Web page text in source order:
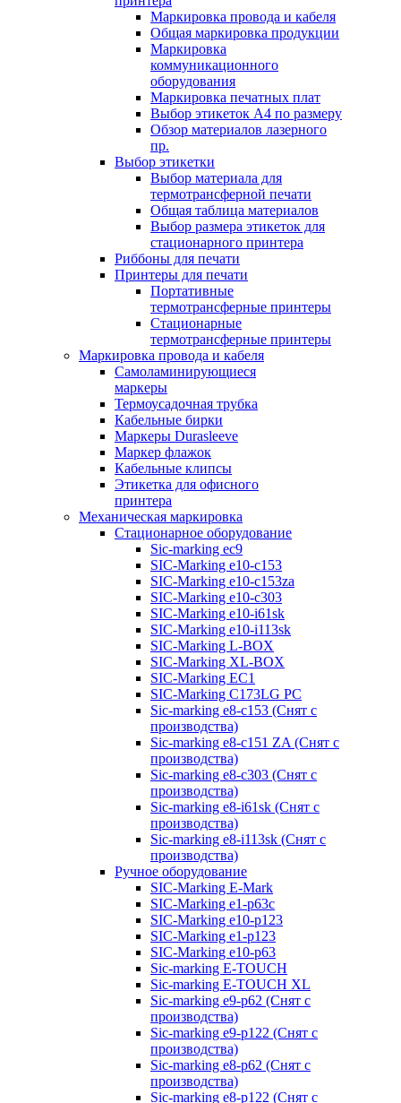
Маркировка провода и кабеля
Общая маркировка продукции
Маркировка
коммуникационного
оборудования
Маркировка печатных плат
Выбор этикеток А4 по размеру
Обзор материалов лазерного
пр.
Выбор этикетки
Выбор материала для
термотрансферной печати
Общая таблица материалов
Выбор размера этикеток для
стационарного принтера
Риббоны для печати
Принтеры для печати
Портативные
термотрансферные принтеры
Стационарные
термотрансферные принтеры
Маркировка провода и кабеля
Самоламинирующиеся
маркеры
Термоусадочная трубка
Кабельные бирки
Маркеры Durasleeve
Маркер флажок
Кабельные клипсы
Этикетка для офисного
принтера
Механическая маркировка
Стационарное оборудование
Sic-marking ec9
SIC-Marking e10-c153
SIC-Marking e10-c153za
SIC-Marking e10-c303
SIC-Marking e10-i61sk
SIC-Marking e10-i113sk
SIC-Marking L-BOX
SIC-Marking XL-BOX
SIC-Marking EC1
SIC-Marking C173LG PC
Sic-marking e8-c153 (Снят с
производства)
Sic-marking e8-c151 ZA (Снят с
производства)
Sic-marking e8-c303 (Снят с
производства)
Sic-marking e8-i61sk (Снят с
производства)
Sic-marking e8-i113sk (Снят с
производства)
Ручное оборудование
SIC-Marking E-Mark
SIC-Marking e1-p63с
SIC-Marking e10-p123
SIC-Marking e1-p123
SIC-Marking e10-p63
Sic-marking E-TOUCH
Sic-marking E-TOUCH XL
Sic-marking e9-p62 (Снят с
производства)
Sic-marking e9-p122 (Снят с
производства)
Sic-marking e8-p62 (Снят с
производства)
Sic-marking e8-p122 (Снят с